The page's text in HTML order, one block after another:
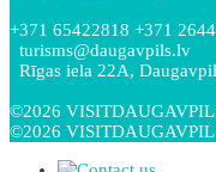
+371 65422818 +371
turisms@daugavpils.lv
Rīgas iela 22A,
©2026
©2026